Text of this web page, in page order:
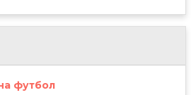
футбол